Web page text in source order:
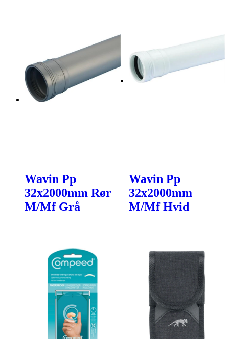
Wavin Pp
32x2000mm Rør
M/Mf Grå
Wavin Pp
32x2000mm
M/Mf Hvid